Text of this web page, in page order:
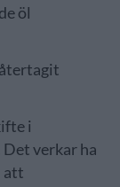
öl
i
verkar ha
att